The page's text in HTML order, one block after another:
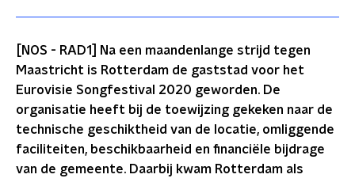
[NOS - RAD1] Na een maandenlange strijd tegen
Maastricht is Rotterdam de gaststad voor het
Eurovisie Songfestival 2020 geworden. De
organisatie heeft bij de toewijzing gekeken naar de
technische geschiktheid van de locatie, omliggende
faciliteiten, beschikbaarheid en financiële bijdrage
van de gemeente. Daarbij kwam Rotterdam als